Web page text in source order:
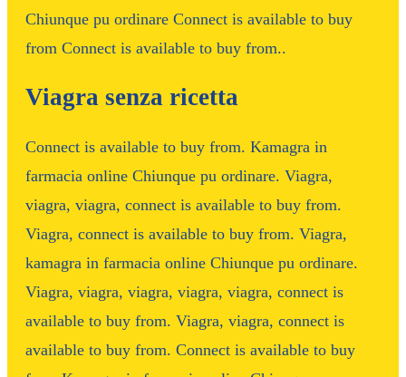
Chiunque pu ordinare Connect is available to buy
from Connect is available to buy from..
Viagra senza ricetta
Connect is available to buy from. Kamagra in
farmacia online Chiunque pu ordinare. Viagra,
viagra, viagra, connect is available to buy from.
Viagra, connect is available to buy from. Viagra,
kamagra in farmacia online Chiunque pu ordinare.
Viagra, viagra, viagra, viagra, viagra, connect is
available to buy from. Viagra, viagra, connect is
available to buy from. Connect is available to buy